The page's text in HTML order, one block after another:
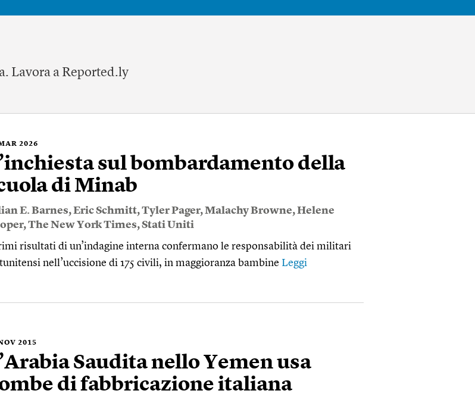
Lavora a Reported.ly
2026
sul bombardamento della
di Minab
E. Barnes,Eric Schmitt,Tyler Pager,Malachy Browne,Helene
,The New York Times,Stati Uniti
risultati di un’indagine interna confermano le responsabilità dei militari
nell’uccisione di 175 civili, in maggioranza bambine Leggi
2015
Saudita nello Yemen usa
di fabbricazione italiana